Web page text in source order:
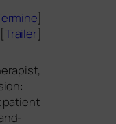
]
[Trailer]
pati­ent